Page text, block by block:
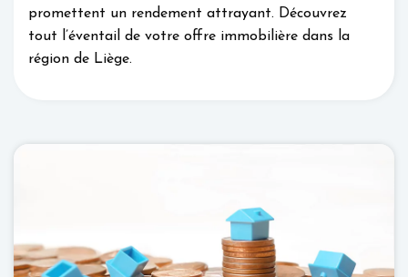
promettent un rendement attrayant. Découvrez
tout l’éventail de votre offre immobilière dans la
région de Liège.